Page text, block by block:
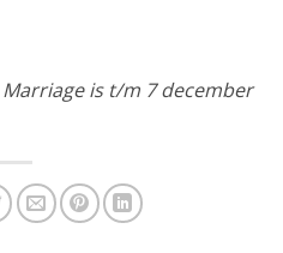
is t/m 7 december